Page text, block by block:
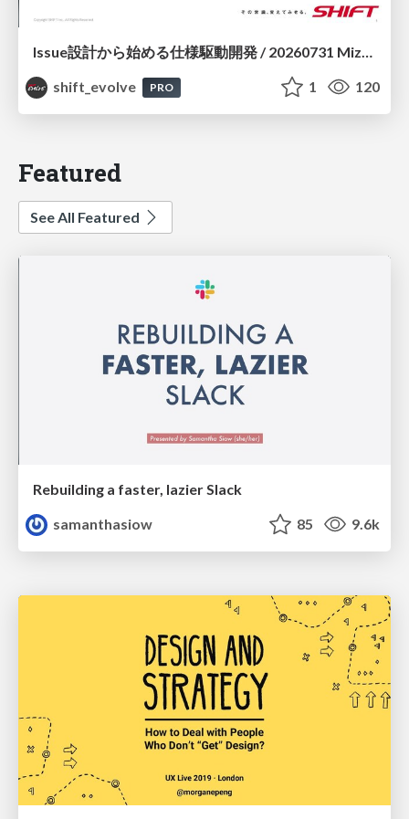
Issue設計から始める仕様駆動開発 / 20260731 Mizuki Hirata
shift_evolve
PRO 1 120
Featured
See All Featured
Rebuilding a faster, lazier Slack
samanthasiow
85 9.6k